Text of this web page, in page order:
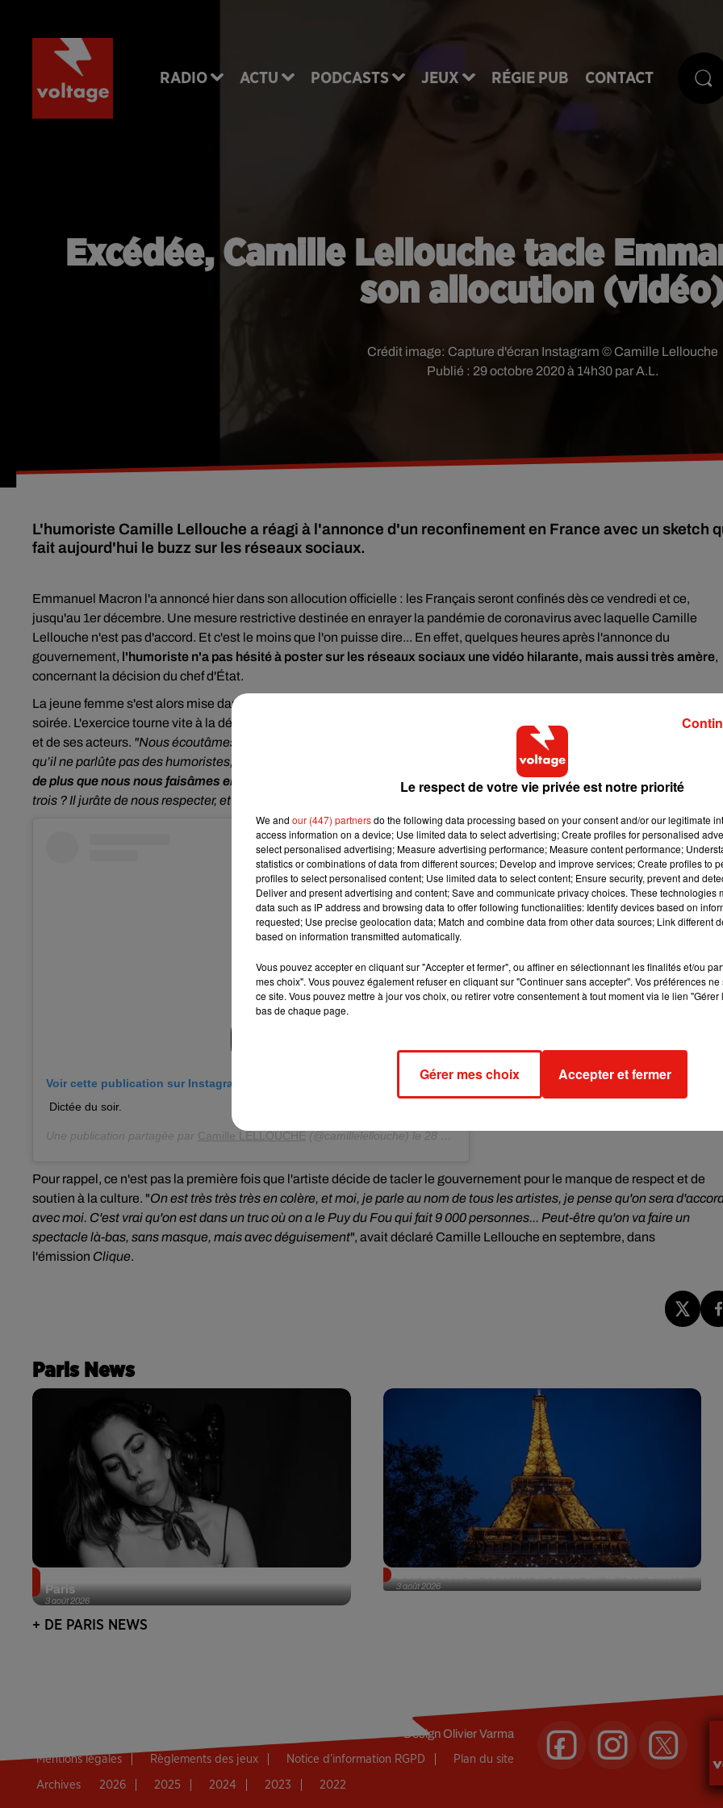
RADIO ACTU PODCASTS JEUX RÉGIE PUB CONTACT
Excédée, Camille Lellouche tacle
son allocution
Publié : 29 octobre 2020 à 14h30 par A.L.
Crédit image: Capture d'écran Instagram © Camille Lellouche
L'humoriste Camille Lellouche a réagi à l'annonce d'un reconfinement en France avec un sketch
fait aujourd'hui le buzz sur les réseaux sociaux.
Emmanuel Macron l'a annoncé hier dans son allocution officielle : les Français seront confinés dès ce vendredi et ce,
jusqu'au 1er décembre. Une mesure restrictive destinée en enrayer la pandémie de coronavirus avec laquelle Camille
Lellouche n'est pas d'accord. Et c'est le moins que l'on puisse dire... En effet, quelques heures après l'annonce du
gouvernement, l'humoriste n'a pas hésité à poster sur les réseaux sociaux une vidéo hilarante, mais aussi très amère,
concernant la décision du chef d'État.
La jeune femme s'est alors mise dans la peau d'une mère de famille qui décide de faire faire une dictée à sa fille en fin de
soirée. L'exercice tourne vite à la dénonciation ironique des nouvelles mesures et du silence autour du secteur de la culture
et de ses acteurs. "Nous écoutâmes le discours de Monsieur le Président ce soir, et nous fûmes surpris quand nous
qu’il ne parlûte pas des humoristes, chanteurs, techniciens, régisseurs, musiciens...
Nous nous rendâmes compte une
de plus que nous nous faisâmes enculâtes bien fort. Il nous chialâtes dessus. Une fois. Maintenant deux.
Et pourquoi
trois ? Il jurâte de nous respecter, et au final, nous nous faisâmes encore n*quer!”
Voir cette publication sur Instagram
Dictée du soir.
Une publication partagée par Camille LELLOUCHE (@camillelellouche) le 28 Oct. 2020 à 1 :19 PDT
Pour rappel, ce n'est pas la première fois que l'artiste décide de tacler le gouvernement pour le manque de respect et de
soutien à la culture. "On est très très très en colère, et moi, je parle au nom de tous les artistes, je pense qu'on sera
avec moi. C'est vrai qu'on est dans un truc où on a le Puy du Fou qui fait 9 000 personnes... Peut-être qu'on va faire un
spectacle là-bas, sans masque, mais avec déguisement", avait déclaré Camille Lellouche en septembre, dans
l'émission Clique.
Paris News
3 août 2026
Paris
3 août 2026
+ DE PARIS NEWS
DesignOlivier Varma
Mentions légales Règlements des jeux Notice d’information RGPD Plan du site
Archives 2026 2025 2024 2023 2022
Le respect de votre vie privée est notre priorité
We and our (447) partnersdo the following data processing based on your consent and/or our legitimate
access information on a device; Use limited data to select advertising; Create profiles for personalised
select personalised advertising; Measure advertising performance; Measure content performance;
statistics or combinations of data from different sources; Develop and improve services; Create profiles to
profiles to select personalised content; Use limited data to select content; Ensure security, prevent and
Deliver and present advertising and content; Save and communicate privacy choices. These technologies
data such as IP address and browsing data to offer following functionalities: Identify devices based on
requested; Use precise geolocation data; Match and combine data from other data sources; Link different
based on information transmitted automatically.
Vous pouvez accepter en cliquant sur "Accepter et fermer", ou affiner en sélectionnant les finalités et/ou
mes choix". Vous pouvez également refuser en cliquant sur "Continuer sans accepter". Vos préférences
ce site. Vous pouvez mettre à jour vos choix, ou retirer votre consentement à tout moment via le lien
bas de chaque page.
Gérer mes choix Accepter et fermer